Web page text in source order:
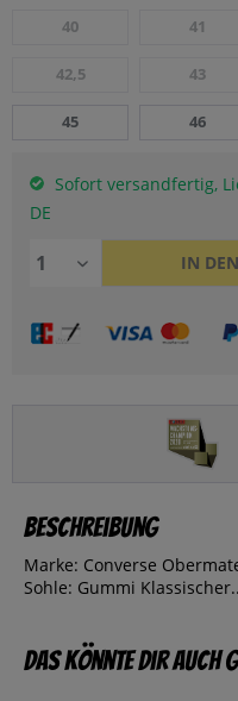
40 41
42,5 43
45 46
Sofort versandfertig,
DE
IN DEN
Beschreibung
Marke: Converse
Sohle: Gummi
Das könnte dir auch